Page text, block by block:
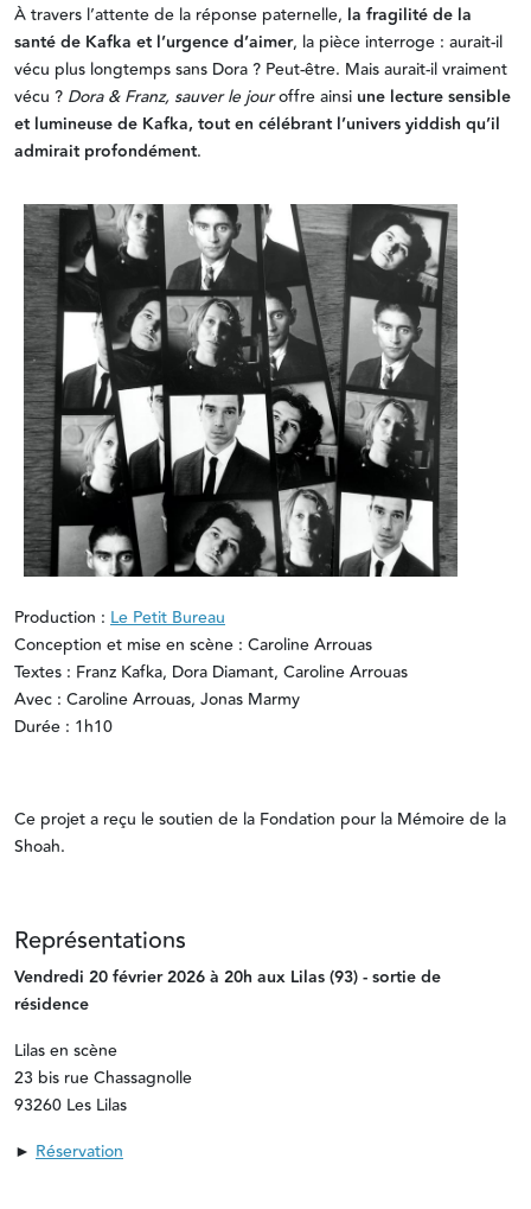
À travers l’attente de la réponse paternelle, la fragilité de la
santé de Kafka et l’urgence d’aimer, la pièce interroge : aurait-il
vécu plus longtemps sans Dora ? Peut-être. Mais aurait-il vraiment
vécu ? Dora & Franz, sauver le jouroffre ainsi une lecture sensible
et lumineuse de Kafka, tout en célébrant l’univers yiddish qu’il
admirait profondément.
Production : Le Petit Bureau
Conception et mise en scène : Caroline Arrouas
Textes : Franz Kafka, Dora Diamant, Caroline Arrouas
Avec : Caroline Arrouas, Jonas Marmy
Durée : 1h10
Ce projet a reçu le soutien de la Fondation pour la Mémoire de la
Shoah.
Représentations
Vendredi 20 février 2026 à 20h aux Lilas (93) - sortie de
résidence
Lilas en scène
23 bis rue Chassagnolle
93260 Les Lilas
► Réservation